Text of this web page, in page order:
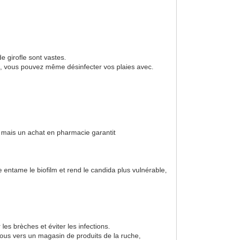
girofle sont vastes.
pouvez même désinfecter vos plaies avec.
un achat en pharmacie garantit
le biofilm et rend le candida plus vulnérable,
brèches et éviter les infections.
vers un magasin de produits de la ruche,